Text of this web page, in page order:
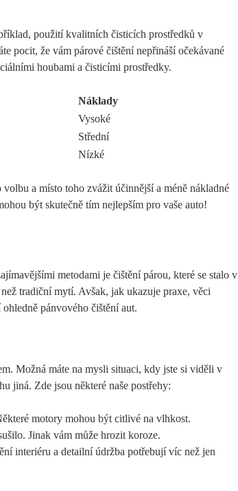
použití kvalitních čisticích prostředků v
pocit, že vám párové čištění nepřináší očekávané
houbami a čisticími prostředky.
Náklady
Vysoké
Střední
Nízké
a místo toho zvážit účinnější a méně nákladné
být skutečně tím nejlepším pro vaše auto!
metodami je čištění párou, které se stalo v
tradiční mytí. Avšak, jak ukazuje praxe, věci
pánvového čištění aut.
Možná máte na mysli situaci, kdy jste si viděli v
jiná. Zde jsou některé naše postřehy:
motory mohou být citlivé na vlhkost.
Jinak vám může hrozit koroze.
interiéru a detailní údržba potřebují víc než jen